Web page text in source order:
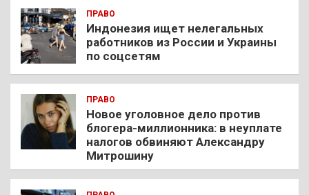
ПРАВО
Индонезия ищет нелегальных
работников из России и Украины
по соцсетям
ПРАВО
Новое уголовное дело против
блогера-миллионника: в неуплате
налогов обвиняют Александру
Митрошину